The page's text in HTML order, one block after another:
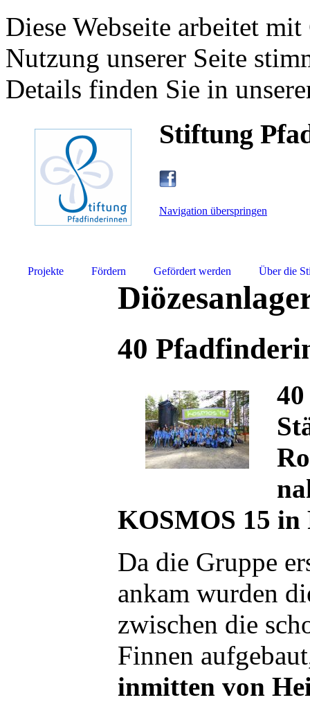
Diese Webseite arbeitet
Nutzung unserer Seite
Details finden Sie in
Stiftung
Navigation überspringen
Projekte Fördern Gefördert werden Über die
40
KOSMOS 15
Da die Gruppe
ankam wurden
zwischen die
Finnen
inmitten von